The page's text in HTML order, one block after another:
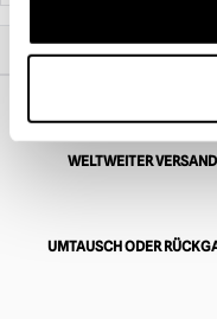
Start Halloween- und
WELTWEITER VERSAND
UMTAUSCH ODER